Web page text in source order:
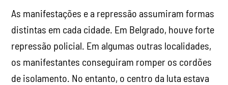
As manifestações e a repressão assumiram formas
distintas em cada cidade. Em Belgrado, houve forte
repressão policial. Em algumas outras localidades,
os manifestantes conseguiram romper os cordões
de isolamento. No entanto, o centro da luta estava